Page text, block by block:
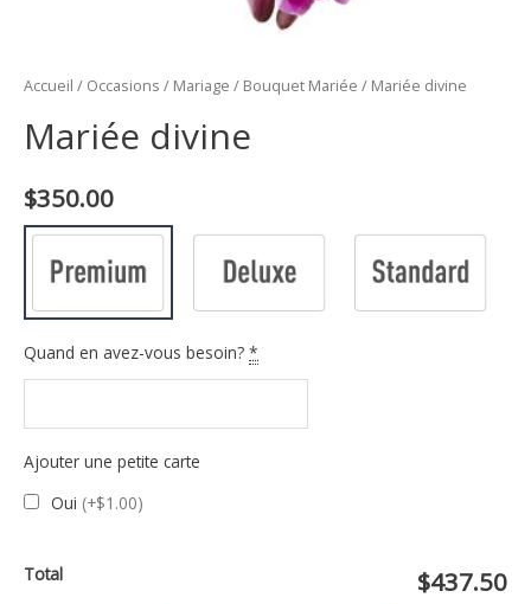
Accueil / Occasions / Mariage / Bouquet Mariée / Mariée divine
Mariée divine
$350.00
Quand en avez-vous besoin? *
Ajouter une petite carte
Oui (+$1.00)
Total $437.50